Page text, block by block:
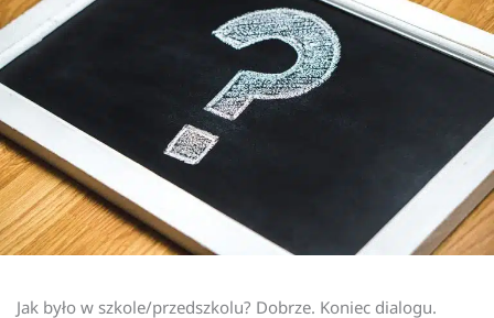
Jak było w szkole/przedszkolu? Dobrze. Koniec dialogu.